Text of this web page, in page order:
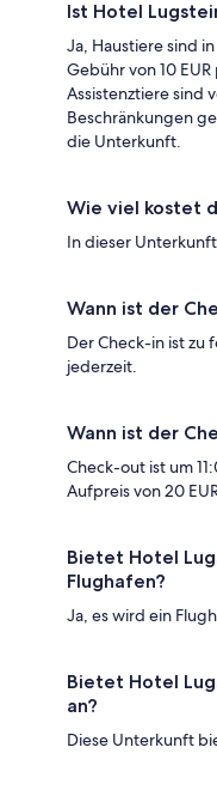
Ist Hotel
Ja, Haustiere sind
Gebühr von 10
Assistenztiere sind
Beschränkungen
die Unterkunft.
Wie viel kostet
In dieser
Wann ist der
Der Check-in ist zu
jederzeit.
Wann ist der
Check-out ist um
Aufpreis von 20
Bietet Hotel
Flughafen?
Ja, es wird ein
Bietet Hotel
an?
Diese Unterkunft